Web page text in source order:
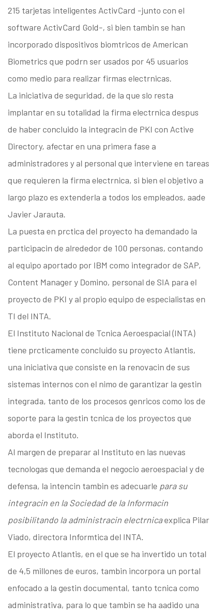
215 tarjetas inteligentes ActivCard -junto con el
software ActivCard Gold-, si bien tambin se han
incorporado dispositivos biomtricos de American
Biometrics que podrn ser usados por 45 usuarios
como medio para realizar firmas electrnicas.
La iniciativa de seguridad, de la que slo resta
implantar en su totalidad la firma electrnica despus
de haber concluido la integracin de PKI con Active
Directory, afectar en una primera fase a
administradores y al personal que interviene en tareas
que requieren la firma electrnica, si bien el objetivo a
largo plazo es extenderla a todos los empleados, aade
Javier Jarauta.
La puesta en prctica del proyecto ha demandado la
participacin de alrededor de 100 personas, contando
al equipo aportado por IBM como integrador de SAP,
Content Manager y Domino, personal de SIA para el
proyecto de PKI y al propio equipo de especialistas en
TI del INTA.
El Instituto Nacional de Tcnica Aeroespacial (INTA)
tiene prcticamente concluido su proyecto Atlantis,
una iniciativa que consiste en la renovacin de sus
sistemas internos con el nimo de garantizar la gestin
integrada, tanto de los procesos genricos como los de
soporte para la gestin tcnica de los proyectos que
aborda el Instituto.
Al margen de preparar al Instituto en las nuevas
tecnologas que demanda el negocio aeroespacial y de
defensa, la intencin tambin es adecuarle para su
integracin en la Sociedad de la Informacin
posibilitando la administracin electrnicaexplica Pilar
Viado, directora Informtica del INTA.
El proyecto Atlantis, en el que se ha invertido un total
de 4,5 millones de euros, tambin incorpora un portal
enfocado a la gestin documental, tanto tcnica como
administrativa, para lo que tambin se ha aadido una